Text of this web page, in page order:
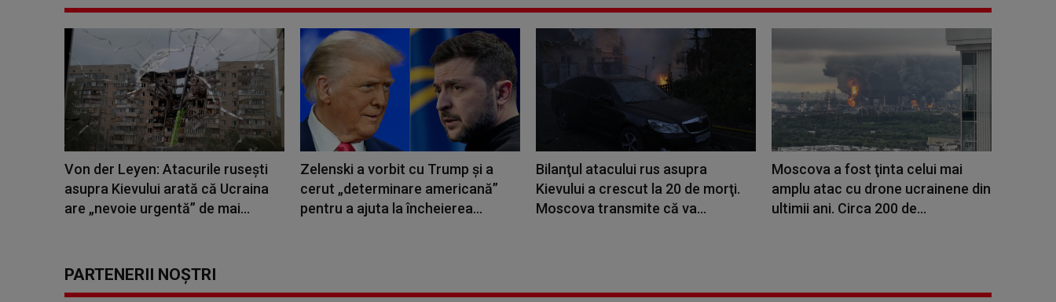
Von der Leyen: Atacurile ruseşti
asupra Kievului arată că Ucraina
are „nevoie urgentă” de mai...
Zelenski a vorbit cu Trump şi a
cerut „determinare americană”
pentru a ajuta la încheierea...
Bilanţul atacului rus asupra
Kievului a crescut la 20 de morţi.
Moscova transmite că va...
Moscova a fost ţinta celui mai
amplu atac cu drone ucrainene din
ultimii ani. Circa 200 de...
PARTENERII NOȘTRI